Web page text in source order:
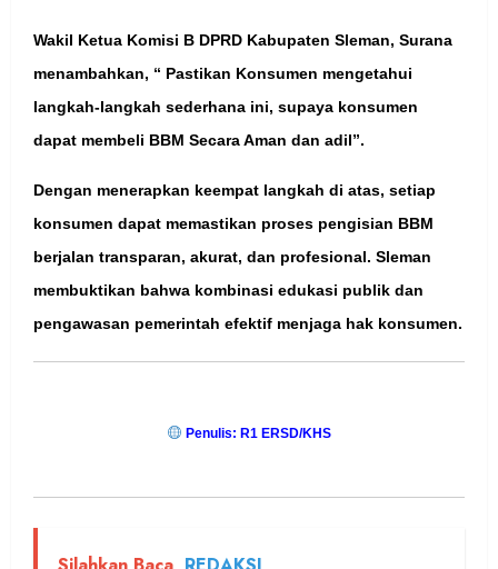
Wakil Ketua Komisi B DPRD Kabupaten Sleman, Surana
menambahkan, “ Pastikan Konsumen mengetahui
langkah-langkah sederhana ini, supaya konsumen
dapat membeli BBM Secara Aman dan adil”.
Dengan menerapkan keempat langkah di atas, setiap
konsumen dapat memastikan proses pengisian BBM
berjalan transparan, akurat, dan profesional. Sleman
membuktikan bahwa kombinasi edukasi publik dan
pengawasan pemerintah efektif menjaga hak konsumen.
Penulis: R1 ERSD/KHS